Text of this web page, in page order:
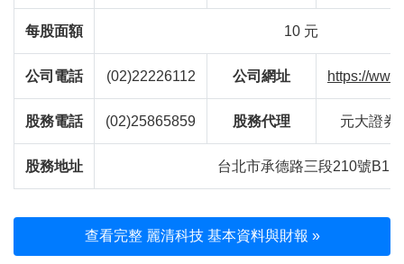
每股面額 10 元
公司電話 (02)22226112 公司網址 https://
股務電話 (02)25865859 股務代理 元大證券
股務地址 台北市承德路三段210號B1
查看完整 麗清科技 基本資料與財報 »